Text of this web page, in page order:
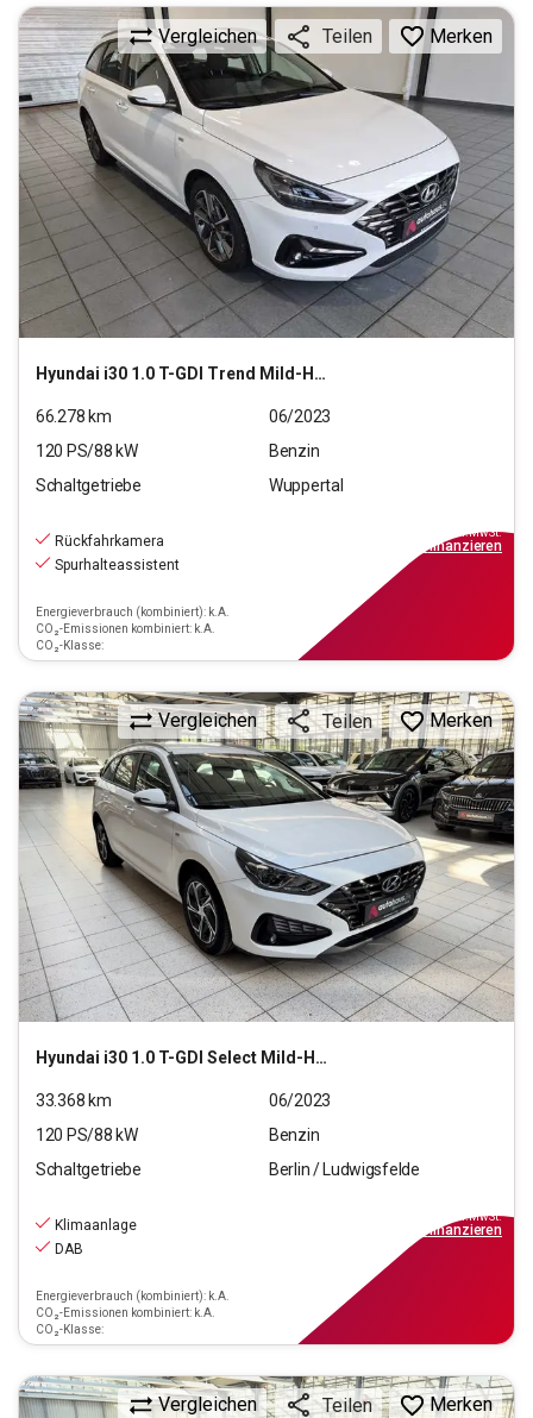
Hyundai i30 1.0 T-GDI Trend Mild-Hybrid (EURO 6d)(OPF)
Vergleichen Teilen Merken
66.278 km
06/2023
120 PS/88 kW
Benzin
Schaltgetriebe
Wuppertal
Rückfahrkamera
Spurhalteassistent
Energieverbrauch (kombiniert): k.A.
CO₂-Emissionen kombiniert: k.A.
CO₂-Klasse:
inkl.MwSt.
finanzieren
Hyundai i30 1.0 T-GDI Select Mild-Hybrid (EURO 6d)(OPF)
Vergleichen Teilen Merken
33.368 km
06/2023
120 PS/88 kW
Benzin
Schaltgetriebe
Berlin / Ludwigsfelde
Klimaanlage
DAB
Energieverbrauch (kombiniert): k.A.
CO₂-Emissionen kombiniert: k.A.
CO₂-Klasse:
inkl.MwSt.
finanzieren
Vergleichen Teilen Merken